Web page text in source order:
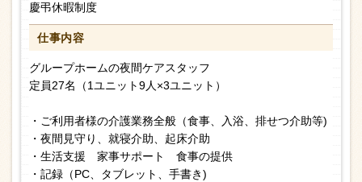
慶弔休暇制度
仕事内容
グループホームの夜間ケアスタッフ
定員27名（1ユニット9人×3ユニット）
・ご利用者様の介護業務全般（食事、入浴、排せつ介助等)
・夜間見守り、就寝介助、起床介助
・生活支援 家事サポート 食事の提供
・記録（PC、タブレット、手書き)